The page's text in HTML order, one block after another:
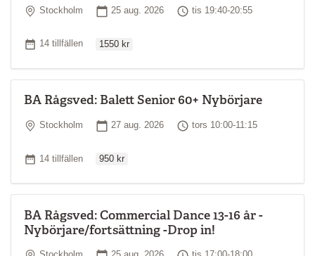
Plats
Stockholm Startdatum
25 aug. 2026 Tid
tis 19:40-20:55
Antal tillfällen
14 tillfällen 1550 kr
BA Rågsved: Balett Senior 60+ Nybörjare
Plats
Stockholm Startdatum
27 aug. 2026 Tid
tors 10:00-11:15
Antal tillfällen
14 tillfällen 950 kr
BA Rågsved: Commercial Dance 13-16 år -
Nybörjare/fortsättning -Drop in!
Plats Startdatum Tid